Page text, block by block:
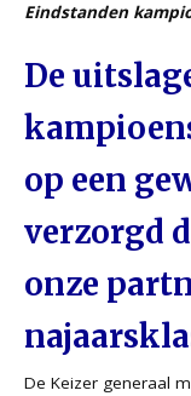
Eindstanden
De
op een
verzorgd
onze
De Keizer generaal